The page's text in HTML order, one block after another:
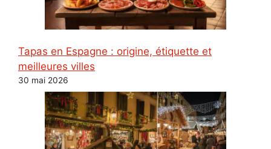
Tapas en Espagne : origine, étiquette et
meilleures villes
30 mai 2026